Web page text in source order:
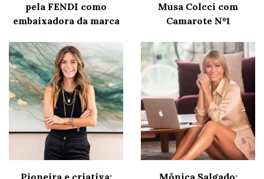
pela FENDI como
embaixadora da marca
Musa Colcci com
Camarote Nº1